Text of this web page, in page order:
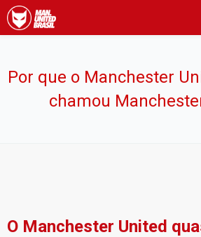
Por que o Manchester
chamou
O Manchester United